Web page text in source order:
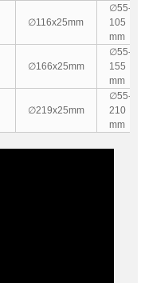
∅116x25mm
∅55-
105
mm
∅166x25mm
∅55-
155
mm
∅219x25mm
∅55-
210
mm